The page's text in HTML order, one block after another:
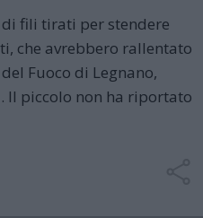
di fili tirati per stendere
che avrebbero rallentato
Fuoco di Legnano,
Il piccolo non ha riportato